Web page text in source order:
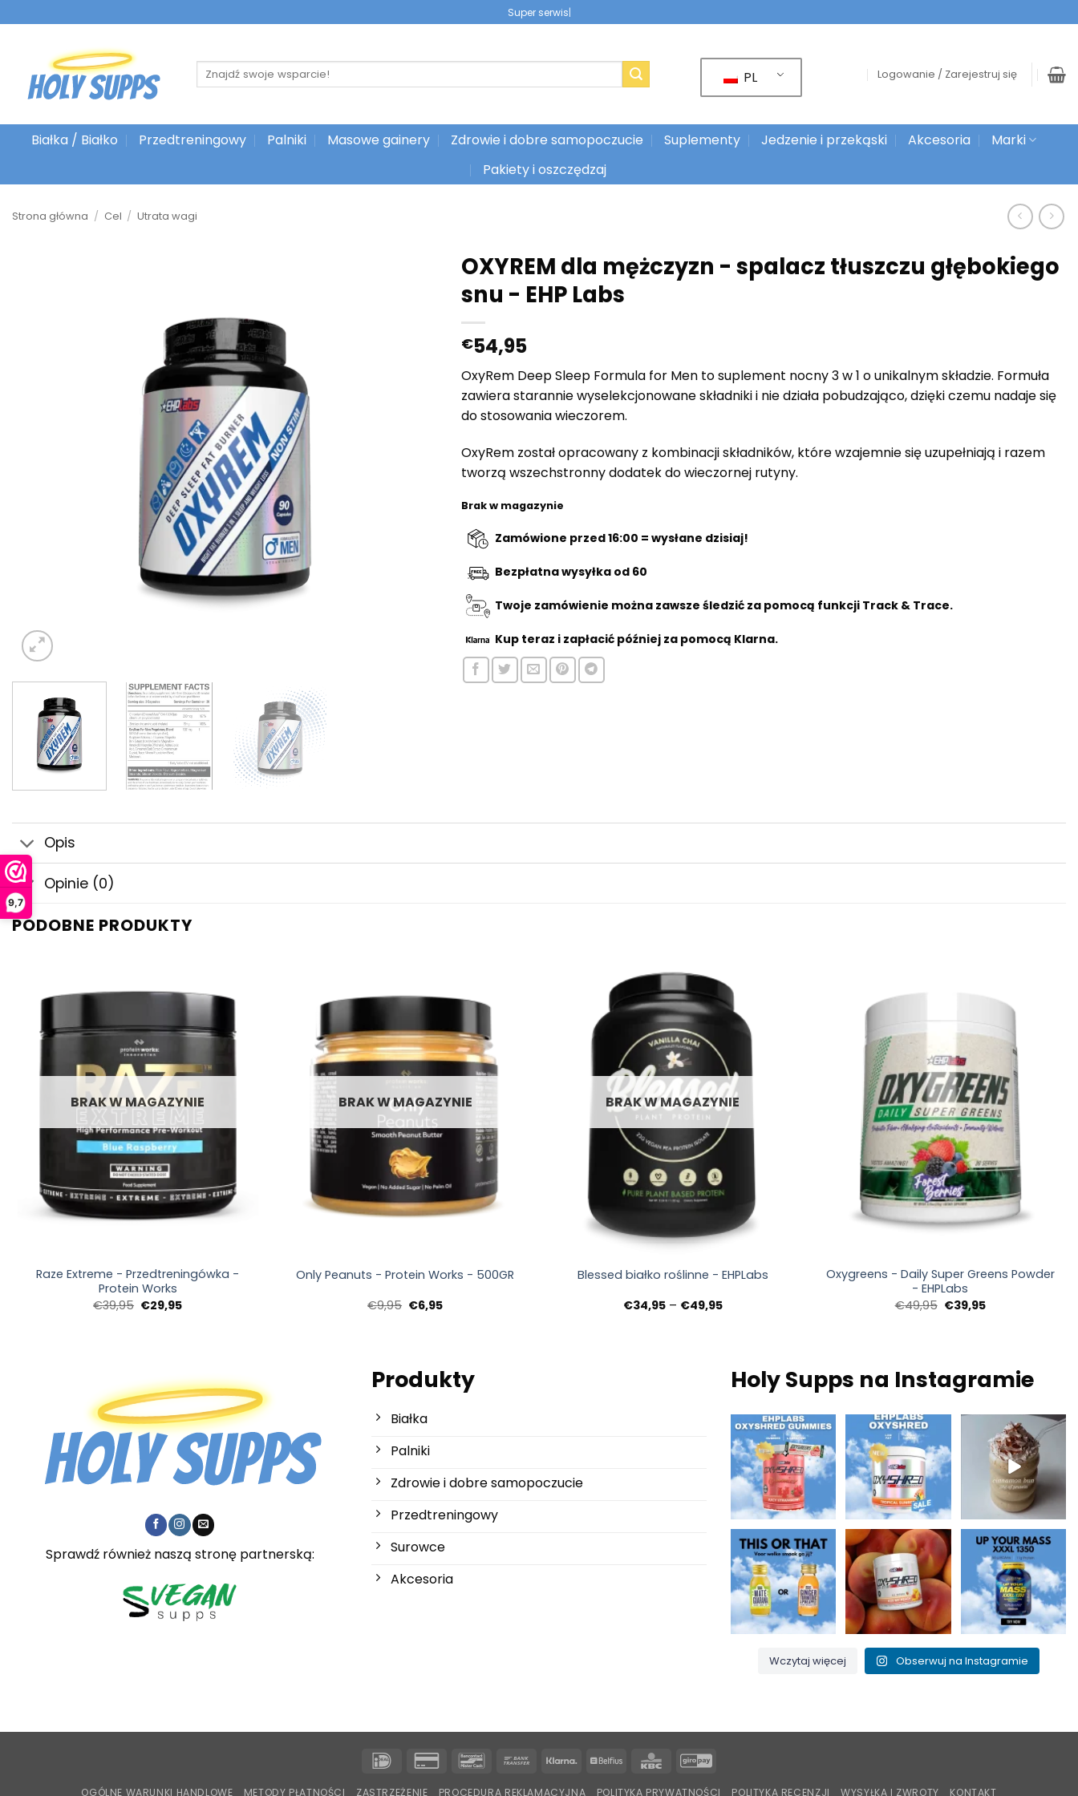
9,7
do
|
Szukaj:
PL Logowanie / Zarejestruj się
Białka / Białko Przedtreningowy Palniki Masowe gainery Zdrowie i dobre samopoczucie Suplementy Jedzenie i przekąski Akcesoria
Marki
Pakiety i oszczędzaj
Strona główna / Cel / Utrata wagi
OXYREM dla mężczyzn - spalacz tłuszczu głębokiego
snu - EHP Labs
€54,95
OxyRem Deep Sleep Formula for Men to suplement nocny 3 w 1 o unikalnym składzie. Formuła
zawiera starannie wyselekcjonowane składniki i nie działa pobudzająco, dzięki czemu nadaje się
do stosowania wieczorem.
OxyRem został opracowany z kombinacji składników, które wzajemnie się uzupełniają i razem
tworzą wszechstronny dodatek do wieczornej rutyny.
Brak w magazynie
Zamówione przed 16:00 = wysłane dzisiaj!
Bezpłatna wysyłka od 60
Twoje zamówienie można zawsze śledzić za pomocą funkcji Track & Trace.
Kup teraz i zapłacić później za pomocą Klarna.
Opis
Opinie (0)
PODOBNE PRODUKTY
BRAK W MAGAZYNIE
Raze Extreme - Przedtreningówka -
Protein Works
€39,95 Pierwotna
cena
€29,95Aktualna
BRAK W MAGAZYNIE
Only Peanuts - Protein Works - 500GR
€9,95 Pierwotna
cena
€6,95Aktualna
BRAK W MAGAZYNIE
Blessed białko roślinne - EHPLabs
€34,95 – €49,95Zakres
Oxygreens - Daily Super Greens Powder
- EHPLabs
€49,95 Pierwotna
cena
€39,95Aktualna
Sprawdź również naszą stronę partnerską:
Produkty
Białka
Palniki
Zdrowie i dobre samopoczucie
Przedtreningowy
Surowce
Akcesoria
Holy Supps na Instagramie
Nowości w Holy
Supps 🍬⚡
OxyShred Gummies
od...
3
Niska zawartość
tłuszczu i 150 mg
kofeiny w...
0 2
Pożywne, bogate w
białko i idealne na
jesienne...
2 0
Maté i guarana dla
zastrzyku energii czy
imbir,...
0 0
Pocałuj moją
brzoskwinię i spal ten
tłuszcz! 🍑🔥...
1 0
Up Your Mass XXXL
1350 = białka + BCAA
dla budowy...
1 0
Wczytaj więcej Obserwuj na Instagramie
IDeal
Karta
BancontactPrzelew
Klarna Belfius KBC GiroPay
OGÓLNE WARUNKI HANDLOWE METODY PŁATNOŚCI ZASTRZEŻENIE PROCEDURA REKLAMACYJNA POLITYKA PRYWATNOŚCI POLITYKA RECENZJI WYSYŁKA I ZWROTY KONTAKT